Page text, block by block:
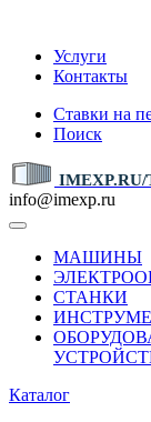
Услуги
Контакты
Ставки на
Поиск
info@imexp.ru
МАШИНЫ
СТАНКИ
Каталог